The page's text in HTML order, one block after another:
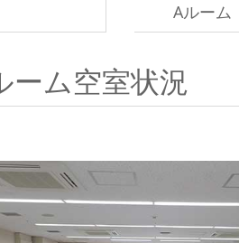
Aルーム
ーム空室状況